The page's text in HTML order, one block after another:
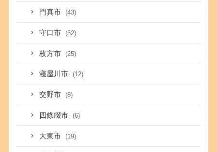
門真市 (43)
守口市 (52)
枚方市 (25)
寝屋川市 (12)
交野市 (8)
四條畷市 (6)
大東市 (19)